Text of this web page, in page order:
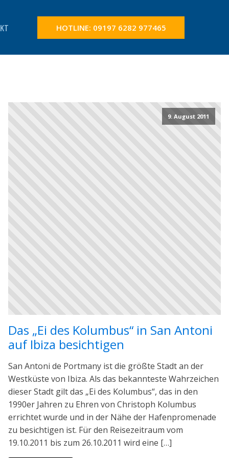
HOTLINE: 09197 6282 977465
9. August 2011
Das „Ei des Kolumbus“ in San Antoni
auf Ibiza besichtigen
San Antoni de Portmany ist die größte Stadt an der
Westküste von Ibiza. Als das bekannteste Wahrzeichen
dieser Stadt gilt das „Ei des Kolumbus“, das in den
1990er Jahren zu Ehren von Christoph Kolumbus
errichtet wurde und in der Nähe der Hafenpromenade
zu besichtigen ist. Für den Reisezeitraum vom
19.10.2011 bis zum 26.10.2011 wird eine […]